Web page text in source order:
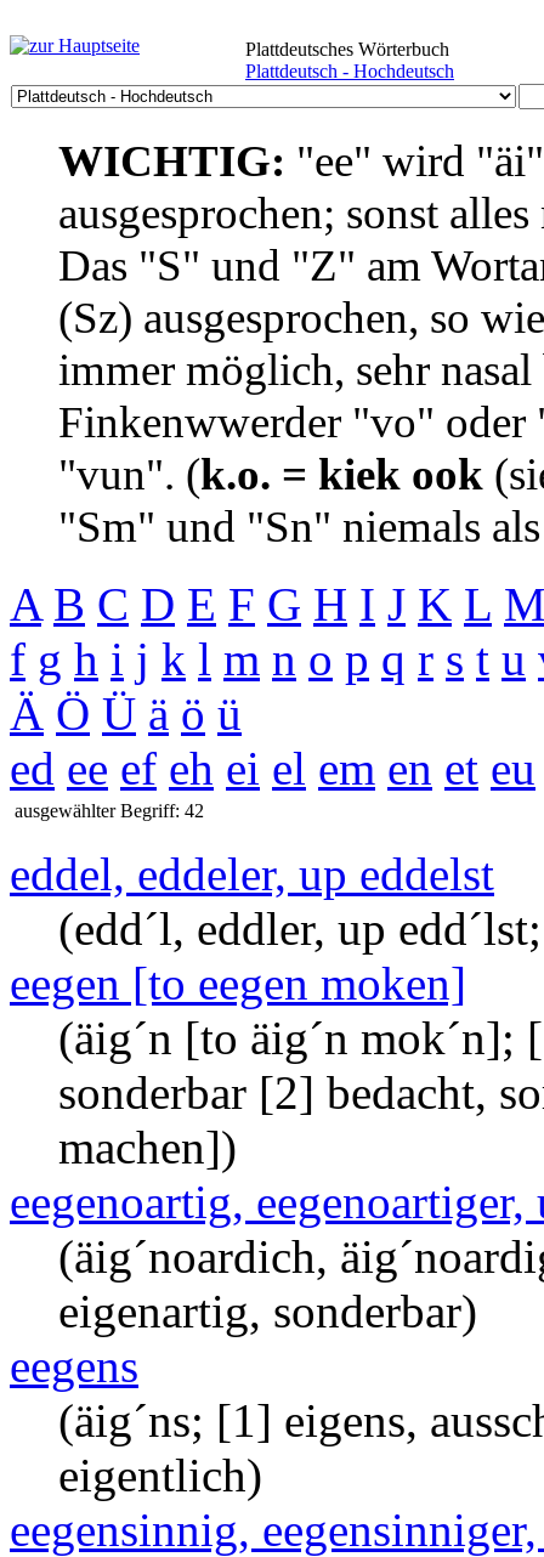
Plattdeutsches Wörterbuch
Plattdeutsch - Hochdeutsch
WICHTIG: "ee" wird
ausgesprochen; sonst
Das "S" und "Z" am
(Sz) ausgesprochen, so
immer möglich, sehr
Finkenwwerder "vo"
"vun". (k.o. = kiek ook
"Sm" und "Sn" niemals
A B C D E F G H I J K L
f g h i j k l m n o p q r s t u
Ä Ö Ü ä ö ü
ed ee ef eh ei el em en et eu
ausgewählter Begriff: 42
eddel, eddeler, up eddelst
(edd´l, eddler, up
eegen [to eegen moken]
(äig´n [to äig´n
sonderbar [2] bedacht,
machen])
eegenoartig,
(äig´noardich,
eigenartig, sonderbar)
eegens
(äig´ns; [1] eigens,
eigentlich)
eegensinnig,